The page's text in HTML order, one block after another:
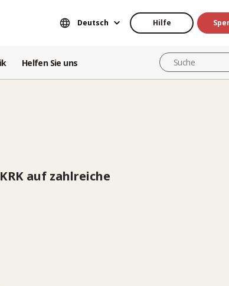
Deutsch Hilfe
Helfen Sie uns
auf zahlreiche